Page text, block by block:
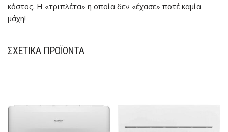
κόστος. Η «τριπλέτα» η οποία δεν «έχασε» ποτέ καμία
μάχη!
ΣΧΕΤΙΚΆ ΠΡΟΪΌΝΤΑ